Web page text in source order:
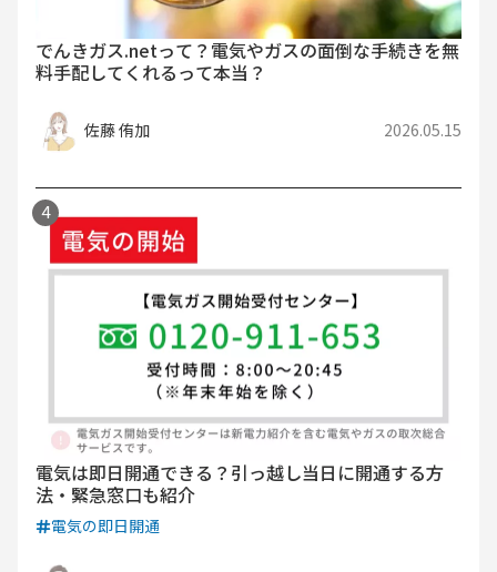
でんきガス.netって？電気やガスの面倒な手続きを無
料手配してくれるって本当？
佐藤 侑加 2026.05.15
電気は即日開通できる？引っ越し当日に開通する方
法・緊急窓口も紹介
電気の即日開通